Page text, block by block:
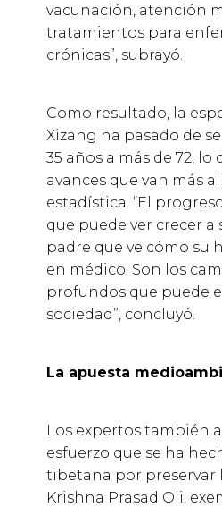
vacunación, atención
tratamientos para
crónicas”, subrayó.
Como resultado, la
Xizang ha pasado de
35 años a más de 72, lo
avances que van más
estadística. “El
que puede ver crecer a
padre que ve cómo su
en médico. Son los
profundos que puede
sociedad”, concluyó.
La apuesta
Los expertos también
esfuerzo que se ha
tibetana por preservar
Krishna Prasad Oli,